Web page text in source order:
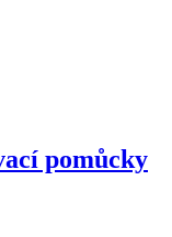
pomůcky